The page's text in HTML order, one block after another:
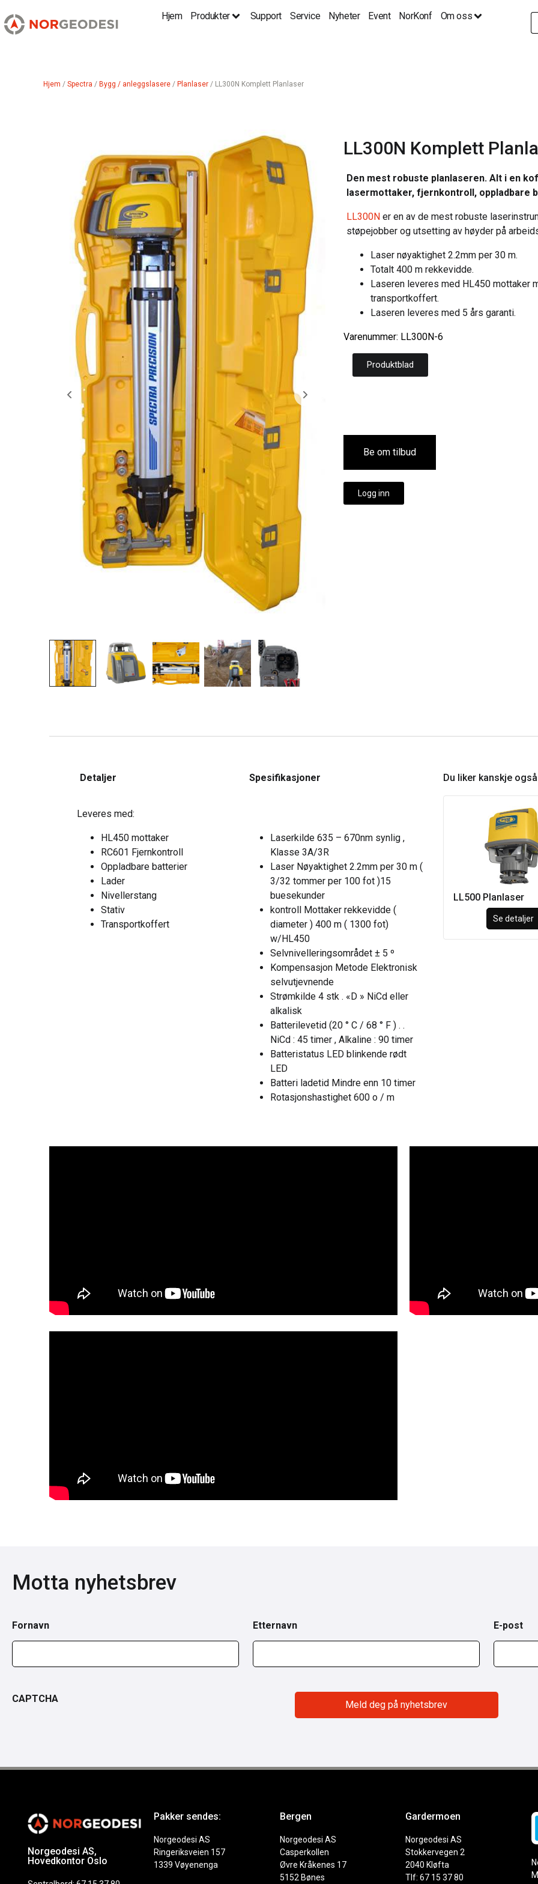
Hjem Produkter Support Service Nyheter Event NorKonf Om oss
Hjem / Spectra / Bygg / anleggslasere / Planlaser / LL300N Komplett Planlaser
LL300N Komplett
Den mest robuste planlaseren. Alt i en
lasermottaker, fjernkontroll, oppladbare
LL300N er en av de mest robuste
støpejobber og utsetting av høyder på
Laser nøyaktighet 2.2mm per 30 m.
Totalt 400 m rekkevidde.
Laseren leveres med HL450 mottaker
transportkoffert.
Laseren leveres med 5 års garanti.
Varenummer: LL300N-6
Produktblad
Be om tilbud
Logg inn
Detaljer
Leveres med:
HL450 mottaker
RC601 Fjernkontroll
Oppladbare batterier
Lader
Nivellerstang
Stativ
Transportkoffert
Spesifikasjoner
Laserkilde 635 – 670nm synlig ,
Klasse 3A/3R
Laser Nøyaktighet 2.2mm per 30 m (
3/32 tommer per 100 fot )15
buesekunder
kontroll Mottaker rekkevidde (
diameter ) 400 m ( 1300 fot)
w/HL450
Selvnivelleringsområdet ± 5 º
Kompensasjon Metode Elektronisk
selvutjevnende
Strømkilde 4 stk . «D » NiCd eller
alkalisk
Batterilevetid (20 ° C / 68 ° F ) . .
NiCd : 45 timer , Alkaline : 90 timer
Batteristatus LED blinkende rødt
LED
Batteri ladetid Mindre enn 10 timer
Rotasjonshastighet 600 o / m
Du liker kanskje
LL500 Planlaser
Se detaljer
Motta nyhetsbrev
Fornavn Etternavn E-post
CAPTCHA
Norgeodesi AS,
Hovedkontor Oslo
Pakker sendes:
Norgeodesi AS
Ringeriksveien 157
1339 Vøyenenga
Bergen
Norgeodesi AS
Casperkollen
Øvre Kråkenes 17
5152 Bønes
Gardermoen
Norgeodesi AS
Stokkervegen 2
2040 Kløfta
Tlf: 67 15 37 80